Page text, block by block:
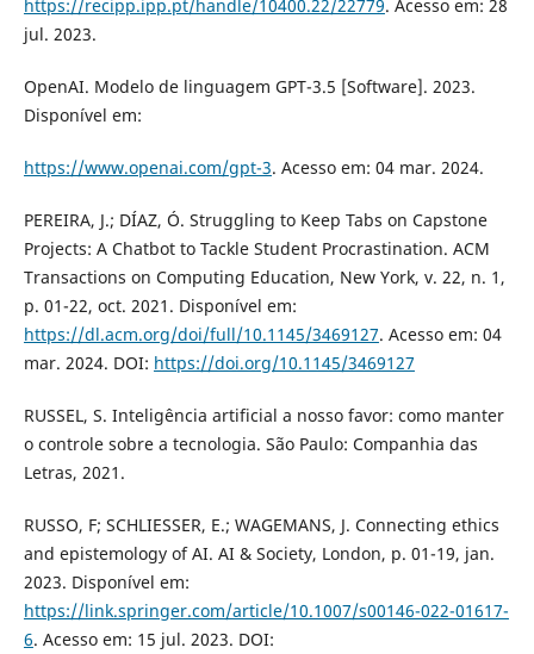
https://recipp.ipp.pt/handle/10400.22/22779. Acesso em: 28
jul. 2023.
OpenAI. Modelo de linguagem GPT-3.5 [Software]. 2023.
Disponível em:
https://www.openai.com/gpt-3. Acesso em: 04 mar. 2024.
PEREIRA, J.; DÍAZ, Ó. Struggling to Keep Tabs on Capstone
Projects: A Chatbot to Tackle Student Procrastination. ACM
Transactions on Computing Education, New York, v. 22, n. 1,
p. 01-22, oct. 2021. Disponível em:
https://dl.acm.org/doi/full/10.1145/3469127. Acesso em: 04
mar. 2024. DOI: https://doi.org/10.1145/3469127
RUSSEL, S. Inteligência artificial a nosso favor: como manter
o controle sobre a tecnologia. São Paulo: Companhia das
Letras, 2021.
RUSSO, F; SCHLIESSER, E.; WAGEMANS, J. Connecting ethics
and epistemology of AI. AI & Society, London, p. 01-19, jan.
2023. Disponível em:
https://link.springer.com/article/10.1007/s00146-022-01617-
6. Acesso em: 15 jul. 2023. DOI: